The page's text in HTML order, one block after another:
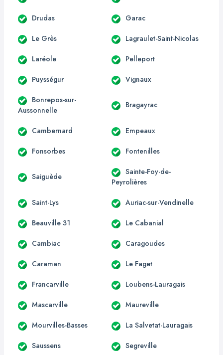
Drudas Garac
Le Grès Lagraulet-Saint-Nicolas
Laréole Pelleport
Puysségur Vignaux
Bonrepos-sur-
Aussonnelle
Bragayrac
Cambernard Empeaux
Fonsorbes Fontenilles
Saiguède
Sainte-Foy-de-
Peyrolières
Saint-Lys Auriac-sur-Vendinelle
Beauville 31 Le Cabanial
Cambiac Caragoudes
Caraman Le Faget
Francarville Loubens-Lauragais
Mascarville Maureville
Mourvilles-Basses La Salvetat-Lauragais
Saussens Segreville